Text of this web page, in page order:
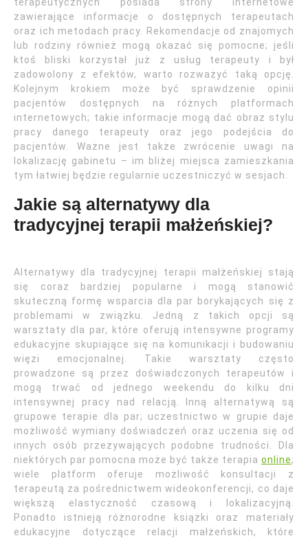
zawierające informacje o dostępnych terapeutach
oraz ich metodach pracy. Rekomendacje od znajomych
lub rodziny również mogą okazać się pomocne; jeśli
ktoś bliski korzystał już z usług terapeuty i był
zadowolony z efektów, warto rozważyć taką opcję.
Kolejnym krokiem może być sprawdzenie opinii
pacjentów dostępnych na różnych platformach
internetowych; takie informacje mogą dać obraz stylu
pracy danego terapeuty oraz jego podejścia do
pacjentów. Ważne jest także zwrócenie uwagi na
lokalizację gabinetu – im bliżej miejsca zamieszkania
tym łatwiej będzie regularnie uczestniczyć w sesjach.
Jakie są alternatywy dla
tradycyjnej terapii małżeńskiej?
Alternatywy dla tradycyjnej terapii małżeńskiej stają
się coraz bardziej popularne i mogą stanowić
skuteczną formę wsparcia dla par borykających się z
problemami w związku. Jedną z takich opcji są
warsztaty dla par, które oferują intensywne programy
edukacyjne skupiające się na komunikacji i budowaniu
więzi emocjonalnej. Takie warsztaty często
prowadzone są przez doświadczonych terapeutów i
mogą trwać od jednego weekendu do kilku dni
intensywnej pracy nad relacją. Inną alternatywą są
grupowe terapie dla par; uczestnictwo w grupie daje
możliwość wymiany doświadczeń oraz uczenia się od
innych osób przeżywających podobne trudności. Dla
niektórych par pomocna może być także terapia online;
wiele platform oferuje możliwość konsultacji z
terapeutą za pośrednictwem wideokonferencji, co daje
większą elastyczność czasową i lokalizacyjną.
Ponadto istnieją różnorodne książki oraz materiały
edukacyjne dotyczące relacji małżeńskich, które